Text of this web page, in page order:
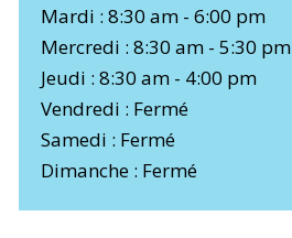
Mardi : 8:30 am - 6:00 pm
Mercredi : 8:30 am - 5:30 pm
Jeudi : 8:30 am - 4:00 pm
Vendredi : Fermé
Samedi : Fermé
Dimanche : Fermé